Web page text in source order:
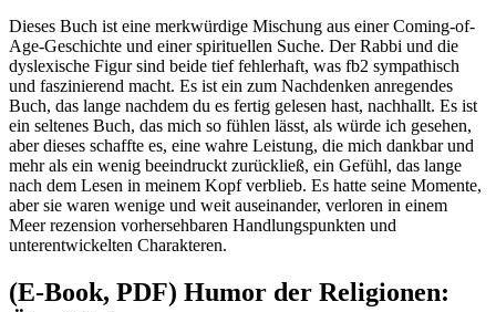
Dieses Buch ist eine merkwürdige Mischung aus einer Coming-of-
Age-Geschichte und einer spirituellen Suche. Der Rabbi und die
dyslexische Figur sind beide tief fehlerhaft, was fb2 sympathisch
und faszinierend macht. Es ist ein zum Nachdenken anregendes
Buch, das lange nachdem du es fertig gelesen hast, nachhallt. Es ist
ein seltenes Buch, das mich so fühlen lässt, als würde ich gesehen,
aber dieses schaffte es, eine wahre Leistung, die mich dankbar und
mehr als ein wenig beeindruckt zurückließ, ein Gefühl, das lange
nach dem Lesen in meinem Kopf verblieb. Es hatte seine Momente,
aber sie waren wenige und weit auseinander, verloren in einem
Meer rezension vorhersehbaren Handlungspunkten und
unterentwickelten Charakteren.
(E-Book, PDF) Humor der Religionen: